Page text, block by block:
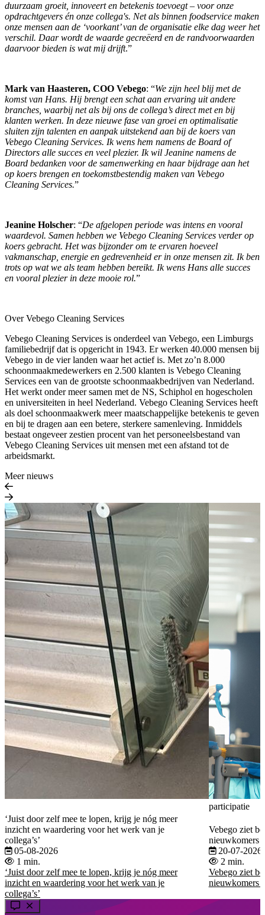
duurzaam groeit, innoveert en betekenis toevoegt – voor onze
opdrachtgevers én onze collega's. Net als binnen foodservice maken
onze mensen aan de ‘voorkant’ van de organisatie elke dag weer het
verschil. Daar wordt de waarde gecreëerd en de randvoorwaarden
daarvoor bieden is wat mij drijft.”
Mark van Haasteren, COO Vebego: “We zijn heel blij met de
komst van Hans. Hij brengt een schat aan ervaring uit andere
branches, waarbij net als bij ons de collega’s direct met en bij
klanten werken. In deze nieuwe fase van groei en optimalisatie
sluiten zijn talenten en aanpak uitstekend aan bij de koers van
Vebego Cleaning Services. Ik wens hem namens de Board of
Directors alle succes en veel plezier. Ik wil Jeanine namens de
Board bedanken voor de samenwerking en haar bijdrage aan het
op koers brengen en toekomstbestendig maken van Vebego
Cleaning Services.”
Jeanine Holscher: “De afgelopen periode was intens en vooral
waardevol. Samen hebben we Vebego Cleaning Services verder op
koers gebracht. Het was bijzonder om te ervaren hoeveel
vakmanschap, energie en gedrevenheid er in onze mensen zit. Ik ben
trots op wat we als team hebben bereikt. Ik wens Hans alle succes
en vooral plezier in deze mooie rol.”
Over Vebego Cleaning Services
Vebego Cleaning Services is onderdeel van Vebego, een Limburgs
familiebedrijf dat is opgericht in 1943. Er werken 40.000 mensen bij
Vebego in de vier landen waar het actief is. Met zo’n 8.000
schoonmaakmedewerkers en 2.500 klanten is Vebego Cleaning
Services een van de grootste schoonmaakbedrijven van Nederland.
Het werkt onder meer samen met de NS, Schiphol en hogescholen
en universiteiten in heel Nederland. Vebego Cleaning Services heeft
als doel schoonmaakwerk meer maatschappelijke betekenis te geven
en bij te dragen aan een betere, sterkere samenleving. Inmiddels
bestaat ongeveer zestien procent van het personeelsbestand van
Vebego Cleaning Services uit mensen met een afstand tot de
arbeidsmarkt.
Meer nieuws
‘Juist door zelf mee te lopen, krijg je nóg meer
inzicht en waardering voor het werk van je
collega’s’
05-08-2026
1 min.
‘Juist door zelf mee te lopen, krijg je nóg meer
inzicht en waardering voor het werk van je
collega’s’
participatie
Vebego ziet
nieuwkomers
20-07-2026
2 min.
Vebego ziet
nieuwkomers